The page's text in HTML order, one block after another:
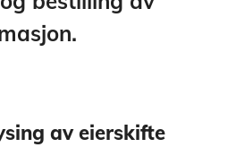
av eierskifte